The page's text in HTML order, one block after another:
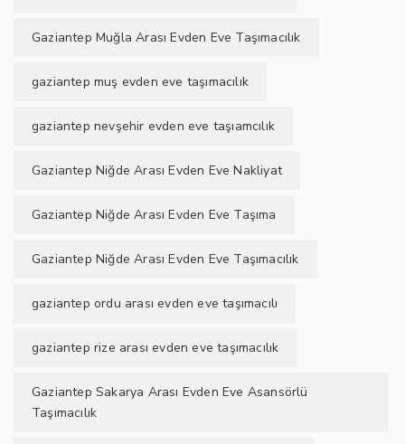
Gaziantep Muğla Arası Evden Eve Taşımacılık
gaziantep muş evden eve taşımacılık
gaziantep nevşehir evden eve taşıamcılık
Gaziantep Niğde Arası Evden Eve Nakliyat
Gaziantep Niğde Arası Evden Eve Taşıma
Gaziantep Niğde Arası Evden Eve Taşımacılık
gaziantep ordu arası evden eve taşımacılı
gaziantep rize arası evden eve taşımacılık
Gaziantep Sakarya Arası Evden Eve Asansörlü
Taşımacılık